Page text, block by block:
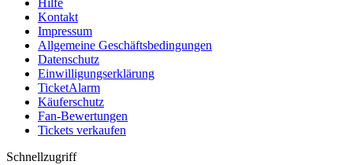
Hilfe
Kontakt
Impressum
Allgemeine Geschäftsbedingungen
Datenschutz
Einwilligungserklärung
TicketAlarm
Käuferschutz
Fan-Bewertungen
Tickets verkaufen
Schnellzugriff